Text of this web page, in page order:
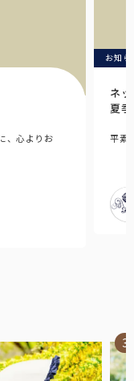
、心よりお
お知ら
ネ
夏
平素